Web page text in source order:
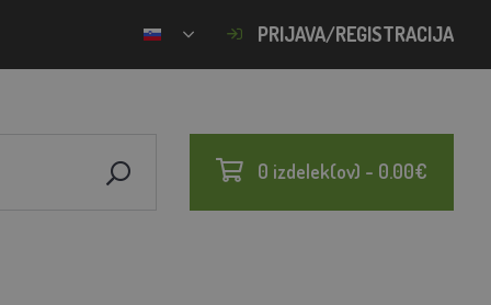
PRIJAVA/REGISTRACIJA
0 izdelek(ov) - 0.00€